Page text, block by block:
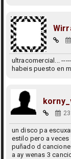
ultracomercial...
habeis puesto en
un disco pa
estilo pero a veces
puñado d
a ay wenas 3